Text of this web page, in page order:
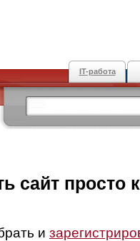
IT-работа
сайт просто
и